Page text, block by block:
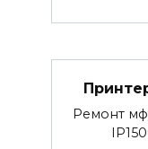
Ремонт